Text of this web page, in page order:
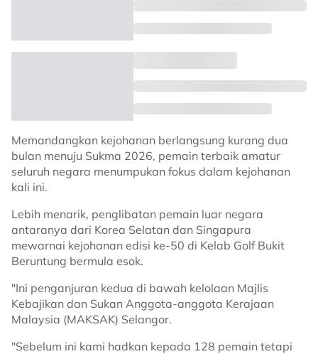
Memandangkan kejohanan berlangsung kurang dua
bulan menuju Sukma 2026, pemain terbaik amatur
seluruh negara menumpukan fokus dalam kejohanan
kali ini.
Lebih menarik, penglibatan pemain luar negara
antaranya dari Korea Selatan dan Singapura
mewarnai kejohanan edisi ke-50 di Kelab Golf Bukit
Beruntung bermula esok.
"Ini penganjuran kedua di bawah kelolaan Majlis
Kebajikan dan Sukan Anggota-anggota Kerajaan
Malaysia (MAKSAK) Selangor.
"Sebelum ini kami hadkan kepada 128 pemain tetapi